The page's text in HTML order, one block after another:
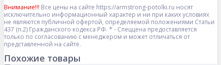
Внимание!!! Все цены на сайте https://armstrong-potolki.ru носят
исключительно информационный характер и ни при каких условиях
не являются публичной офертой, определяемой положениями Статьи
437 (п.2) Гражданского кодекса РФ. * - Спеццена предоставляется
только по согласованию с менеджером и может отличаться от
представленной на сайте.
Похожие товары